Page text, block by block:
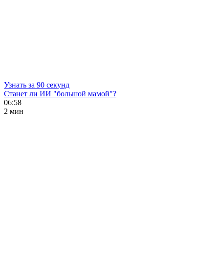
Узнать за 90 секунд
Станет ли ИИ "большой мамой"?
06:58
2 мин